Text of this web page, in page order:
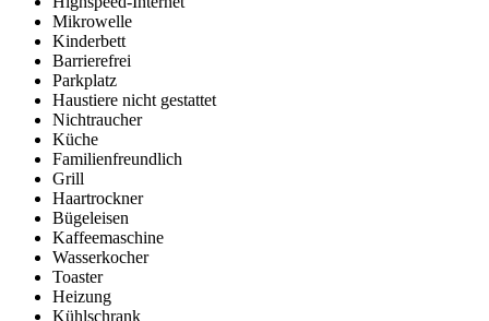
Mikrowelle
Kinderbett
Barrierefrei
Parkplatz
Haustiere nicht gestattet
Nichtraucher
Küche
Familienfreundlich
Grill
Haartrockner
Bügeleisen
Kaffeemaschine
Wasserkocher
Toaster
Heizung
Kühlschrank